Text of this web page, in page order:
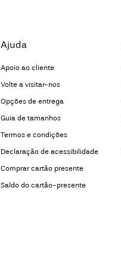
Ajuda
Apoio ao cliente
Volte a visitar-nos
Opções de entrega
Guia de tamanhos
Termos e condições
Declaração de acessibilidade
Comprar cartão presente
Saldo do cartão-presente